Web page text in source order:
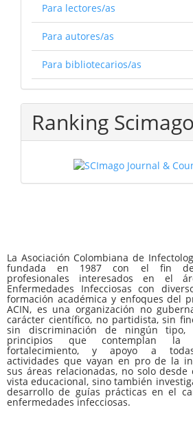
Para lectores/as
Para autores/as
Para bibliotecarios/as
Ranking
La Asociación Colombiana de
fundada en 1987 con el fin de
profesionales interesados en el
Enfermedades Infecciosas con
formación académica y enfoques del
ACIN, es una organización no
carácter científico, no partidista, sin
sin discriminación de ningún tipo,
principios que contemplan la
fortalecimiento, y apoyo a
actividades que vayan en pro de la
sus áreas relacionadas, no solo
vista educacional, sino también
desarrollo de guías prácticas en el
enfermedades infecciosas.